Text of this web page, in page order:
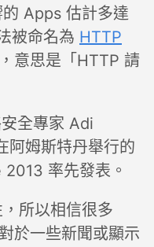
Apps 估計多達
被命名為 HTTP
意思是「HTTP 請
全專家 Adi
阿姆斯特丹舉行的
率先發表。
所以相信很多
於一些新聞或顯示